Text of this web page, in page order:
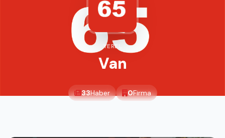
YEREL
Van
33Haber 0Firma